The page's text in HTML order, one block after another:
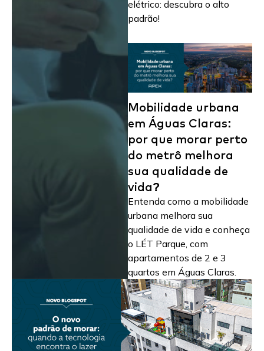
elétrico: descubra o alto
padrão!
Mobilidade urbana
em Águas Claras:
por que morar perto
do metrô melhora
sua qualidade de
vida?
Entenda como a mobilidade
urbana melhora sua
qualidade de vida e conheça
o LÉT Parque, com
apartamentos de 2 e 3
quartos em Águas Claras.